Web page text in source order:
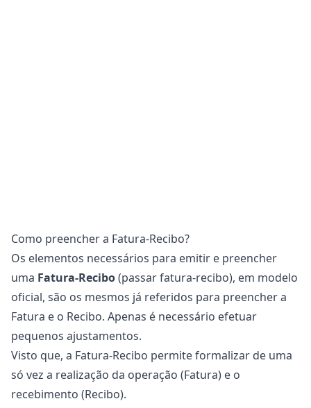
Como preencher a Fatura-Recibo?
Os elementos necessários para emitir e preencher
uma Fatura-Recibo(passar fatura-recibo), em modelo
oficial, são os mesmos já referidos para preencher a
Fatura e o Recibo. Apenas é necessário efetuar
pequenos ajustamentos.
Visto que, a Fatura-Recibo permite formalizar de uma
só vez a realização da operação (Fatura) e o
recebimento (Recibo).